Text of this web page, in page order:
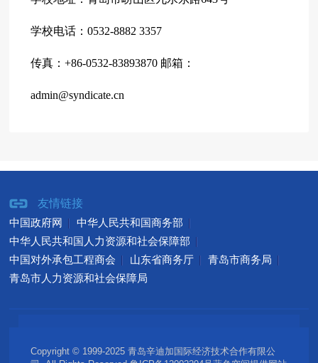
学校电话：0532-8882 3357
传真：+86-0532-83893870 邮箱：
admin@syndicate.cn
友情链接
中国政府网
中华人民共和国商务部
中华人民共和国人力资源和社会保障部
中国对外承包工程商会
山东省商务厅
青岛市商务局
青岛市人力资源和社会保障局
Copyright © 1999-2025 青岛辛迪加国际经济技术合作有限公